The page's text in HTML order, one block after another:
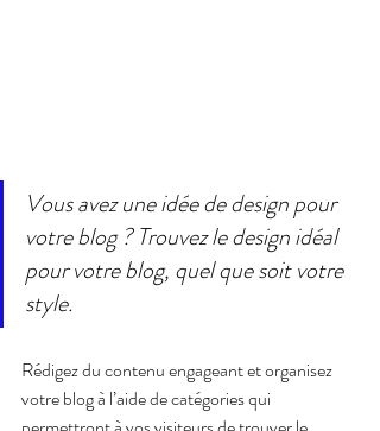
Vous avez une idée de design pour
votre blog ? Trouvez le design idéal
pour votre blog, quel que soit votre
style.
Rédigez du contenu engageant et organisez
votre blog à l’aide de catégories qui